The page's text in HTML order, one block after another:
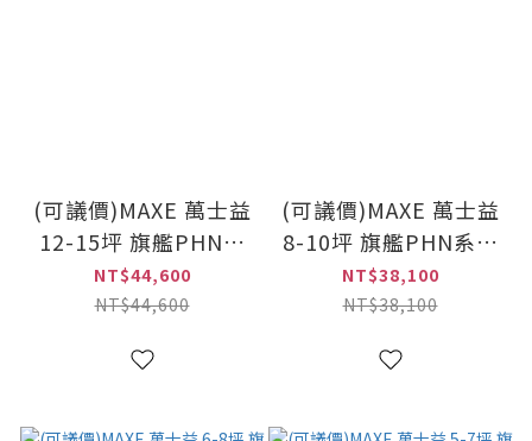
(可議價)MAXE 萬士益
12-15坪 旗艦PHN系
列 變頻(冷暖)一對一
冷氣(MAS-
80PHN32)
NT$44,600
NT$44,600
(可議價)MAXE 萬士益
8-10坪 旗艦PHN系列
變頻(冷暖)一對一冷氣
(MAS-63PHN32+RA-
NT$38,100
NT$38,100